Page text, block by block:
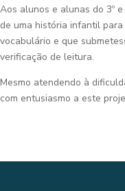
Aos alunos e alunas do 3º
de uma história infantil
vocabulário e que
verificação de leitura.
Mesmo atendendo à
com entusiasmo a este